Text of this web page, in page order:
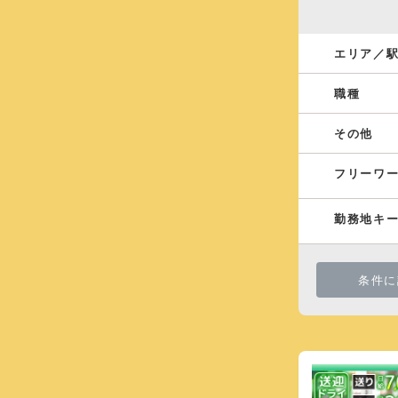
エリア／
職種
その他
フリーワ
勤務地キ
条件